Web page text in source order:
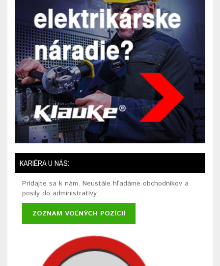
KARIÉRA U NÁS:
Pridajte sa k nám. Neustále hľadáme obchodníkov a
posily do administratívy
ZOZNAM VOĽNÝCH POZÍCIÍ